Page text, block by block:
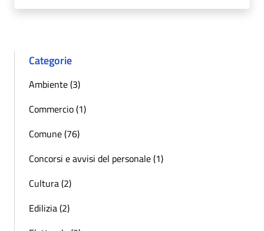
Categorie
Ambiente (3)
Commercio (1)
Comune (76)
Concorsi e avvisi del personale (1)
Cultura (2)
Edilizia (2)